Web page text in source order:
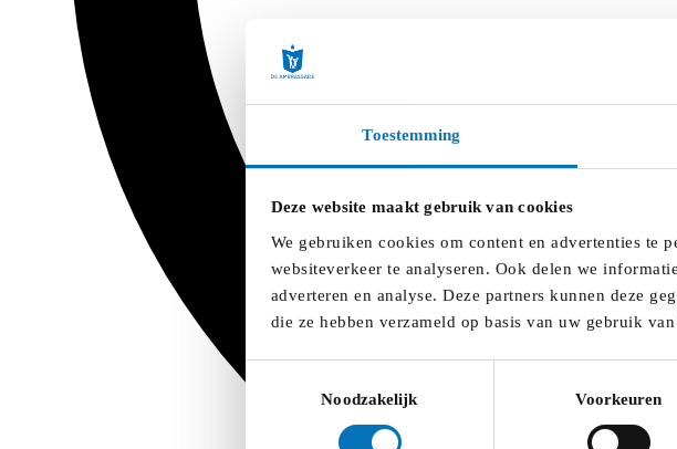
Toestemming
Deze website maakt gebruik van cookies
We gebruiken cookies om content en advertenties te
websiteverkeer te analyseren. Ook delen we
adverteren en analyse. Deze partners kunnen deze
die ze hebben verzameld op basis van uw gebruik
Noodzakelijk
Voorkeuren